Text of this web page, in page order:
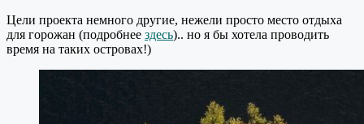
Цели проекта немного другие, нежели просто место отдыха
для горожан (подробнее здесь).. но я бы хотела проводить
время на таких островах!)